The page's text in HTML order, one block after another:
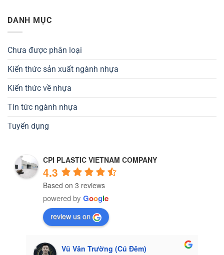
DANH MỤC
Chưa được phân loại
Kiến thức sản xuất ngành nhựa
Kiến thức về nhựa
Tin tức ngành nhựa
Tuyển dụng
CPI PLASTIC VIETNAM COMPANY
4.3
Based on 3 reviews
powered by Google
review us on
Vũ Văn Trường (Cú Đêm)